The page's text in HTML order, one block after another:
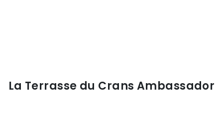
La Terrasse du Crans Ambassador